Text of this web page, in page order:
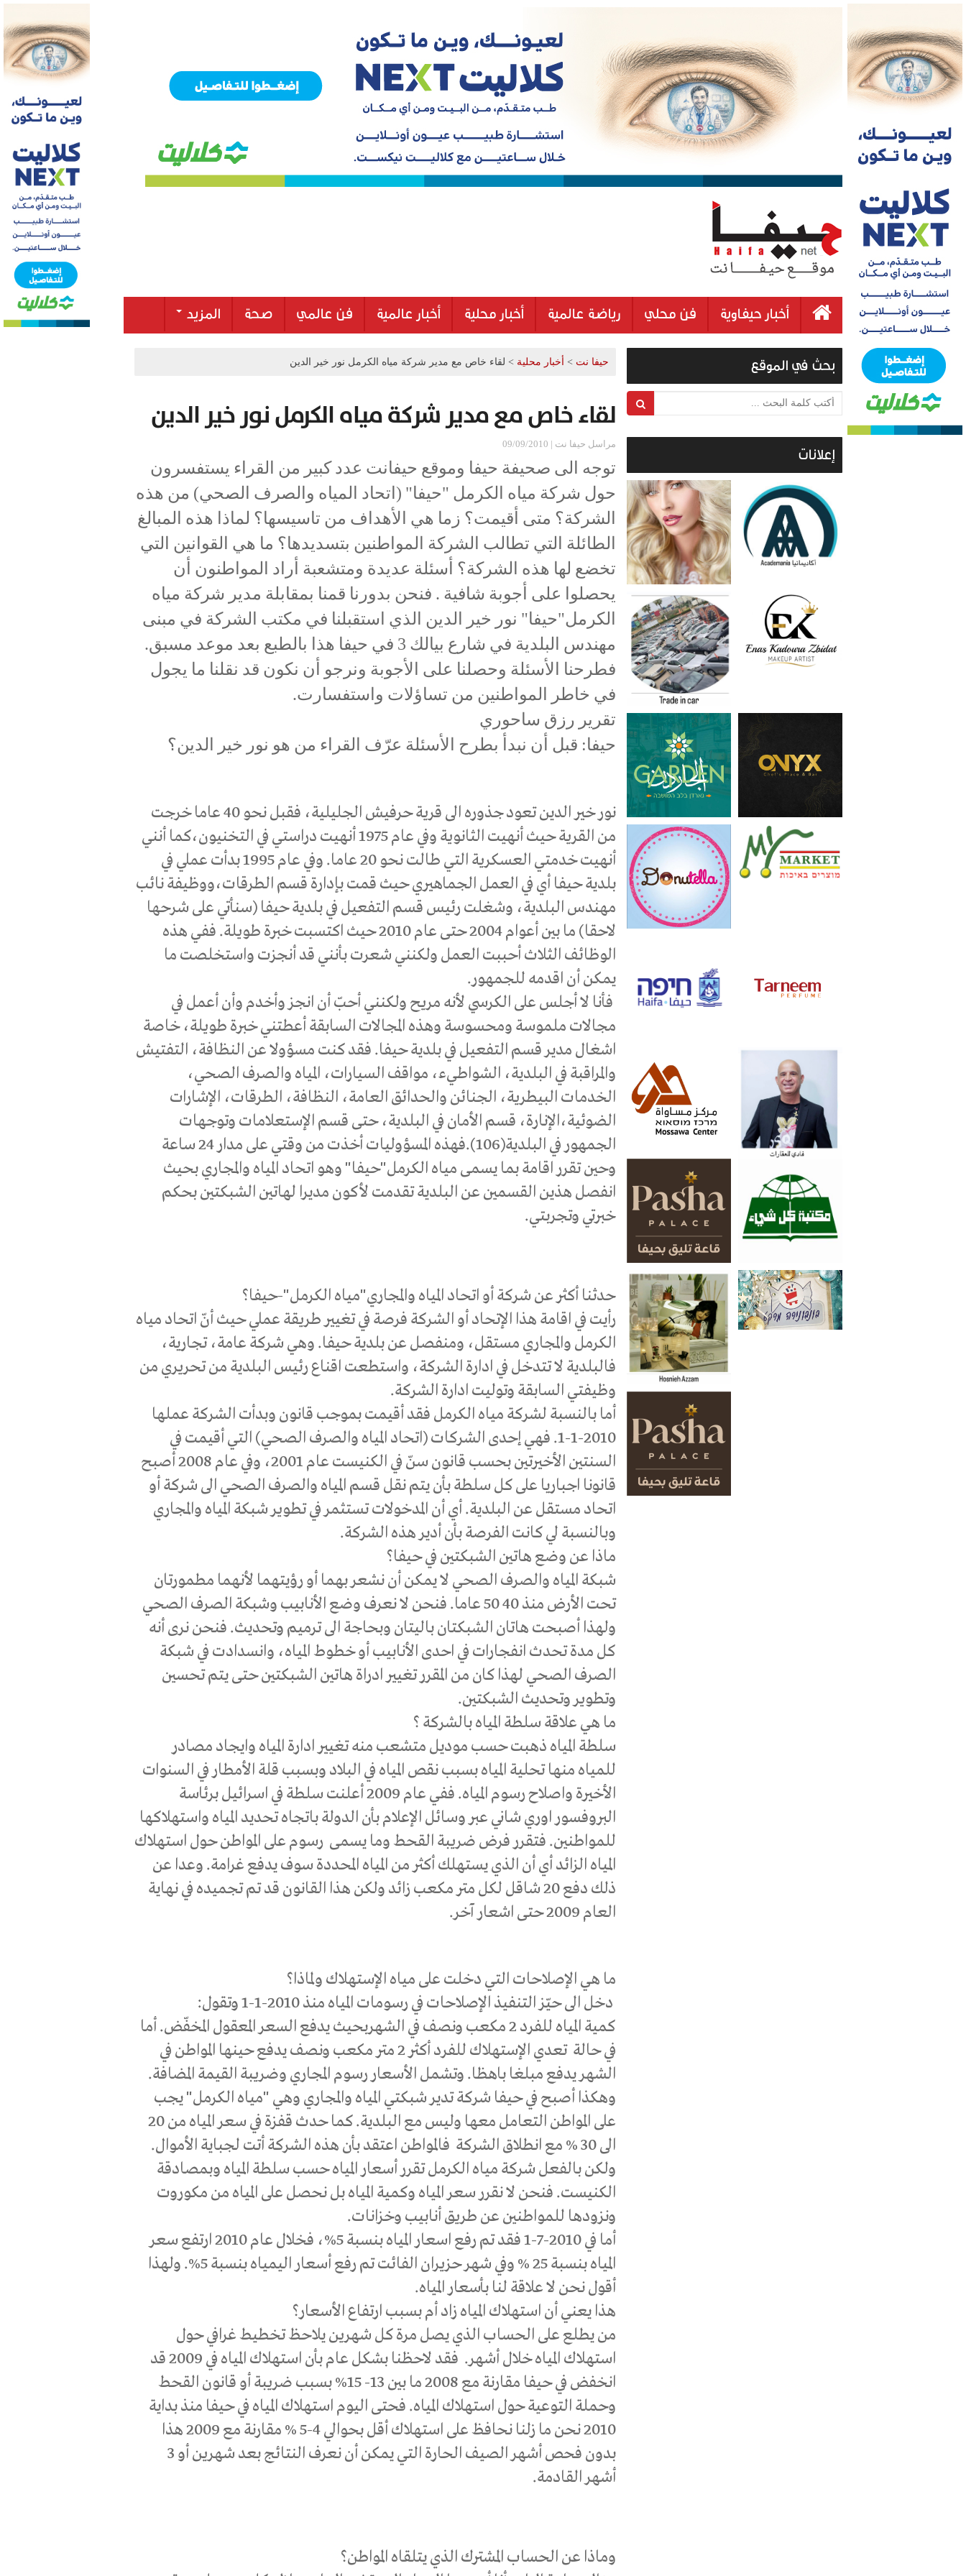
أخبار حيفاوية فن محلي رياضة عالمية أخبار محلية أخبار عالمية فن عالمي صحة المزيد
حيفا نت > أخبار محلية > لقاء خاص مع مدير شركة مياه الكرمل نور خير الدين
لقاء خاص مع مدير شركة مياه الكرمل نور خير الدين
مراسل حيفا نت | 09/09/2010
توجه الى صحيفة حيفا وموقع حيفانت عدد كبير من القراء يستفسرون
حول شركة مياه الكرمل "حيفا" (اتحاد المياه والصرف الصحي) من هذه
الشركة؟ متى أقيمت؟ زما هي الأهداف من تاسيسها؟ لماذا هذه المبالغ
الطائلة التي تطالب الشركة المواطنين بتسديدها؟ ما هي القوانين التي
تخضع لها هذه الشركة؟ أسئلة عديدة ومتشعبة أراد المواطنون أن
يحصلوا على أجوبة شافية . فنحن بدورنا قمنا بمقابلة مدير شركة مياه
الكرمل"حيفا" نور خير الدين الذي استقبلنا في مكتب الشركة في مبنى
مهندس البلدية في شارع بيالك 3 في حيفا هذا بالطبع بعد موعد مسبق.
فطرحنا الأسئلة وحصلنا على الأجوبة ونرجو أن نكون قد نقلنا ما يجول
في خاطر المواطنين من تساؤلات واستفسارت.
تقرير رزق ساحوري
حيفا: قبل أن نبدأ بطرح الأسئلة عرّف القراء من هو نور خير الدين؟
نور خير الدين تعود جذوره الى قرية حرفيش الجليلية، فقبل نحو 40 عاما خرجت
من القرية حيث أنهيت الثانوية وفي عام 1975 أنهيت دراستي في التخنيون،كما أنني
أنهيت خدمتي العسكرية التي طالت نحو 20 عاما. وفي عام 1995 بدأت عملي في
بلدية حيفا أي في العمل الجماهيري حيث قمت بإدارة قسم الطرقات،ووظيفة نائب
مهندس البلدية، وشغلت رئيس قسم التفعيل في بلدية حيفا (سنأتي على شرحها
لاحقا) ما بين أعوام 2004 حتى عام 2010 حيث اكتسبت خبرة طويلة. ففي هذه
الوظائف الثلاث أحببت العمل ولكنني شعرت بأنني قد أنجزت واستخلصت ما
يمكن أن اقدمه للجمهور.
فأنا لا أجلس على الكرسي لأنه مريح ولكنني أحبّ أن انجز وأخدم وأن أعمل في
مجالات ملموسة ومحسوسة وهذه المجالات السابقة أعطتني خبرة طويلة، خاصة
اشغال مدير قسم التفعيل في بلدية حيفا. فقد كنت مسؤولا عن النظافة، التفتيش
والمراقبة في البلدية، الشواطيء، مواقف السيارات، المياه والصرف الصحي،
الخدمات البيطرية، الجنائن والحدائق العامة، النظافة، الطرقات، الإشارات
الضوئية،الإنارة، قسم الأمان في البلدية، حتى قسم الإستعلامات وتوجهات
الجمهور في البلدية(106).فهذه المسؤوليات أخذت من وقتي على مدار 24 ساعة
وحين تقرر اقامة بما يسمى مياه الكرمل"حيفا" وهو اتحاد المياه والمجاري بحيث
انفصل هذين القسمين عن البلدية تقدمت لأكون مديرا لهاتين الشبكتين بحكم
خبرتي وتجربتي.
حدثنا أكثر عن شركة أو اتحاد المياه والمجاري"مياه الكرمل"-حيفا؟
رأيت في اقامة هذا الإتحاد أو الشركة فرصة في تغيير طريقة عملي حيث أنّ اتحاد مياه
الكرمل والمجاري مستقل، ومنفصل عن بلدية حيفا. وهي شركة عامة، تجارية،
فالبلدية لا تتدخل في ادارة الشركة، واستطعت اقناع رئيس البلدية من تحريري من
وظيفتي السابقة وتوليت ادارة الشركة.
أما بالنسبة لشركة مياه الكرمل فقد أقيمت بموجب قانون وبدأت الشركة عملها
2010-1-1. فهي إحدى الشركات (اتحاد المياه والصرف الصحي) التي أقيمت في
السنتين الأخيرتين بحسب قانون سنّ في الكنيست عام 2001، وفي عام 2008 أصبح
قانونا اجباريا على كل سلطة بأن يتم نقل قسم المياه والصرف الصحي الى شركة أو
اتحاد مستقل عن البلدية. أي أن المدخولات تستثمر في تطوير شبكة المياه والمجاري
وبالنسبة لي كانت الفرصة بأن أدير هذه الشركة.
ماذا عن وضع هاتين الشبكتين في حيفا؟
شبكة المياه والصرف الصحي لا يمكن أن نشعر بهما أو رؤيتهما لأنهما مطمورتان
تحت الأرض منذ 40 50 عاما. فنحن لا نعرف وضع الأنابيب وشبكة الصرف الصحي
ولهذا أصبحت هاتان الشبكتان باليتان وبحاجة الى ترميم وتحديث. فنحن نرى أنه
كل مدة تحدث انفجارات في احدى الأنابيب أو خطوط المياه، وانسدادت في شبكة
الصرف الصحي لهذا كان من المقرر تغيير ادراة هاتين الشبكتين حتى يتم تحسين
وتطوير وتحديث الشبكتين.
ما هي علاقة سلطة المياه بالشركة ؟
سلطة المياه ذهبت حسب موديل متشعب منه تغيير ادارة المياه وايجاد مصادر
للمياه منها تحلية المياه بسبب نقص المياه في البلاد وبسبب قلة الأمطار في السنوات
الأخيرة واصلاح رسوم المياه. ففي عام 2009 أعلنت سلطة في اسرائيل برئاسة
البروفسور اوري شاني عبر وسائل الإعلام بأن الدولة باتجاه تحديد المياه واستهلاكها
للمواطنين. فتقرر فرض ضريبة القحط وما يسمى رسوم على المواطن حول استهلاك
المياه الزائد أي أن الذي يستهلك أكثر من المياه المحددة سوف يدفع غرامة. وعدا عن
ذلك دفع 20 شاقل لكل متر مكعب زائد ولكن هذا القانون قد تم تجميده في نهاية
العام 2009 حتى اشعار آخر.
ما هي الإصلاحات التي دخلت على مياه الإستهلاك ولماذا؟
دخل الى حيّز التنفيذ الإصلاحات في رسومات المياه منذ 2010-1-1 وتقول:
كمية المياه للفرد 2 مكعب ونصف في الشهربحيث يدفع السعر المعقول المخفّض. أما
في حالة تعدي الإستهلاك للفرد أكثر 2 متر مكعب ونصف يدفع حينها المواطن في
الشهر يدفع مبلغا باهظا. وتشمل الأسعار رسوم المجاري وضريبة القيمة المضافة.
وهكذا أصبح في حيفا شركة تدير شبكتي المياه والمجاري وهي "مياه الكرمل" يجب
على المواطن التعامل معها وليس مع البلدية. كما حدث قفزة في سعر المياه من 20
الى 30 % مع انطلاق الشركة فالمواطن اعتقد بأن هذه الشركة أتت لجباية الأموال.
ولكن بالفعل شركة مياه الكرمل تقرر أسعار المياه حسب سلطة المياه وبمصادقة
الكنيست. فنحن لا نقرر سعر المياه وكمية المياه بل نحصل على المياه من مكوروت
ونزودها للمواطنين عن طريق أنابيب وخزانات.
أما في 2010-7-1 فقد تم رفع اسعار المياه بنسبة 5%، فخلال عام 2010 ارتفع سعر
المياه بنسبة 25 % وفي شهر حزيران الفائت تم رفع أسعار اليمياه بنسبة 5%. ولهذا
أقول نحن لا علاقة لنا بأسعار المياه.
هذا يعني أن استهلاك المياه زاد أم بسبب ارتفاع الأسعار؟
من يطلع على الحساب الذي يصل مرة كل شهرين يلاحظ تخطيط غرافي حول
استهلاك المياه خلال أشهر. فقد لاحظنا بشكل عام بأن استهلاك المياه في 2009 قد
انخفض في حيفا مقارنة مع 2008 ما بين 13- 15% بسبب ضريبة أو قانون القحط
وحملة التوعية حول استهلاك المياه. فحتى اليوم استهلاك المياه في حيفا منذ بداية
2010 نحن ما زلنا نحافظ على استهلاك أقل بحوالي 4-5 % مقارنة مع 2009 هذا
بدون فحص أشهر الصيف الحارة التي يمكن أن نعرف النتائج بعد شهرين أو 3
أشهر القادمة.
وماذا عن الحساب المشترك الذي يتلقاه المواطن؟
بحث في الموقع
أكتب كلمة البحث ...
إعلانات